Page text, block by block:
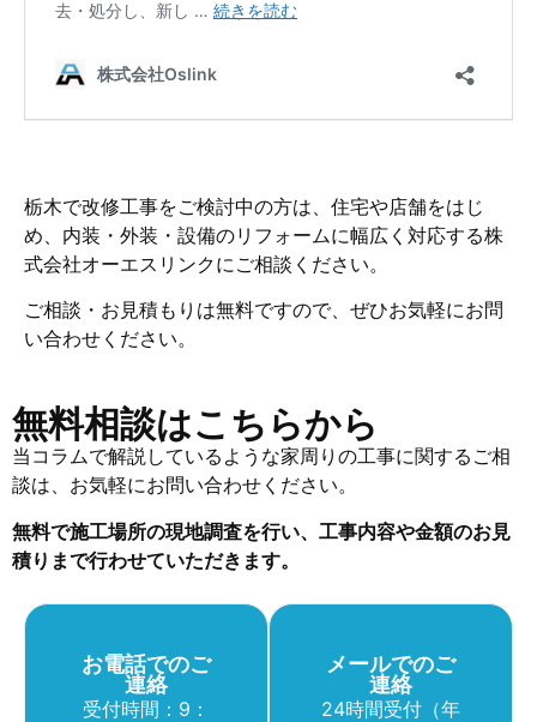
栃木で改修工事をご検討中の方は、住宅や店舗をはじ
め、内装・外装・設備のリフォームに幅広く対応する株
式会社オーエスリンクにご相談ください。
ご相談・お見積もりは無料ですので、ぜひお気軽にお問
い合わせください。
無料相談はこちらから
当コラムで解説しているような家周りの工事に関するご相
談は、お気軽にお問い合わせください。
無料で施工場所の現地調査を行い、工事内容や金額のお見
積りまで行わせていただきます。
お電話でのご
連絡
受付時間：9：
メールでのご
連絡
24時間受付（年